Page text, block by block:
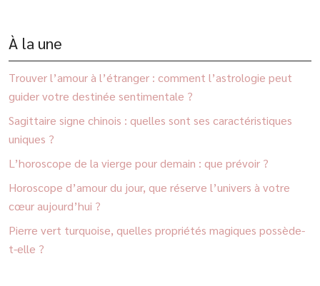
À la une
Trouver l’amour à l’étranger : comment l’astrologie peut
guider votre destinée sentimentale ?
Sagittaire signe chinois : quelles sont ses caractéristiques
uniques ?
L’horoscope de la vierge pour demain : que prévoir ?
Horoscope d’amour du jour, que réserve l’univers à votre
cœur aujourd’hui ?
Pierre vert turquoise, quelles propriétés magiques possède-
t-elle ?